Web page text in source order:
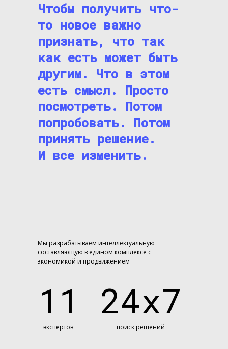
24х7
Мы разрабатываем интеллектуальную
составляющую в едином комплексе с
экономикой и продвижением
экспертов
11
поиск решений
Чтобы получить что-
то новое важно
признать, что так
как есть может быть
другим. Что в этом
есть смысл. Просто
посмотреть. Потом
попробовать. Потом
принять решение.
И все изменить.